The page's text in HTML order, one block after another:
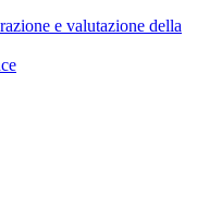
e valutazione della